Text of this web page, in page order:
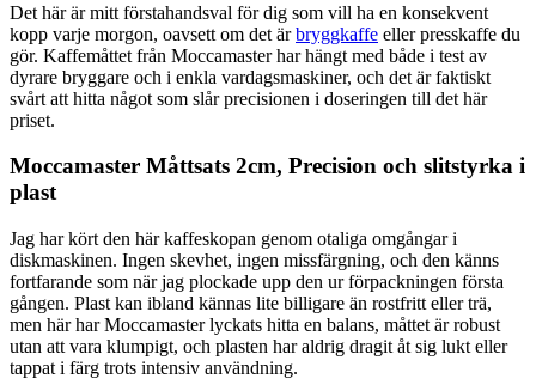
Det här är mitt förstahandsval för dig som vill ha en konsekvent
kopp varje morgon, oavsett om det ärbryggkaffe eller presskaffe du
gör. Kaffemåttet från Moccamaster har hängt med både i test av
dyrare bryggare och i enkla vardagsmaskiner, och det är faktiskt
svårt att hitta något som slår precisionen i doseringen till det här
priset.
Moccamaster Måttsats 2cm, Precision och slitstyrka i
plast
Jag har kört den här kaffeskopan genom otaliga omgångar i
diskmaskinen. Ingen skevhet, ingen missfärgning, och den känns
fortfarande som när jag plockade upp den ur förpackningen första
gången. Plast kan ibland kännas lite billigare än rostfritt eller trä,
men här har Moccamaster lyckats hitta en balans, måttet är robust
utan att vara klumpigt, och plasten har aldrig dragit åt sig lukt eller
tappat i färg trots intensiv användning.